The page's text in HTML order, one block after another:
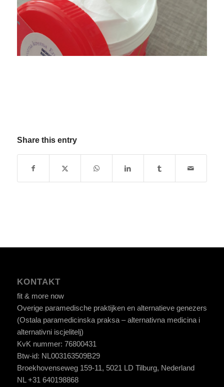
Share this entry
KONTAKT
fit & more now
Overige paramedische praktijken en alternatieve genezers
(Ostala paramedicinska praksa – alternativna medicina i
alternativni iscjelitelj)
KvK nummer: 76800431
Btw-id: NL003163509B29
Broekhovenseweg 159-11, 5021 LD Tilburg, Nederland
NL +31 640198868